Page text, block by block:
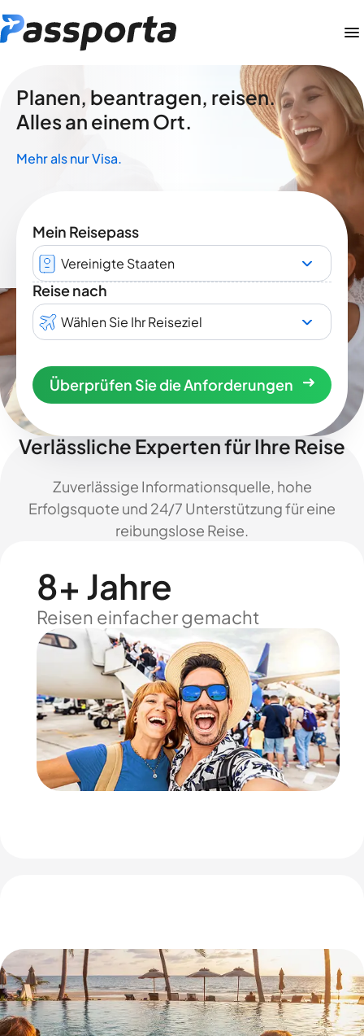
Planen, beantragen, reisen.
Alles an einem Ort.
Mehr als nur Visa.
Mein Reisepass
Vereinigte Staaten
Reise nach
Wählen Sie Ihr Reiseziel
Überprüfen Sie die Anforderungen
Verlässliche Experten für Ihre Reise
Zuverlässige Informationsquelle, hohe
Erfolgsquote und 24/7 Unterstützung für eine
reibungslose Reise.
8+ Jahre
Reisen einfacher gemacht